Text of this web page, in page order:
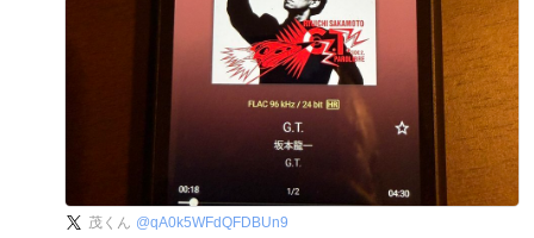
茂くん @qA0k5WFdQFDBUn9